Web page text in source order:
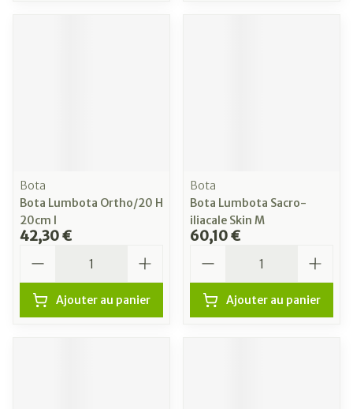
Bota
Bota Lumbota Ortho/20 H
20cm l
42,30 €
Ajouter au panier
Bota
Bota Lumbota Sacro-
iliacale Skin M
60,10 €
Ajouter au panier